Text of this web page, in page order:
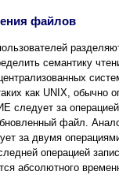
файлов
семантику
как UNIX, обычно
следует за
файл.
за двумя
операцией
абсолютного